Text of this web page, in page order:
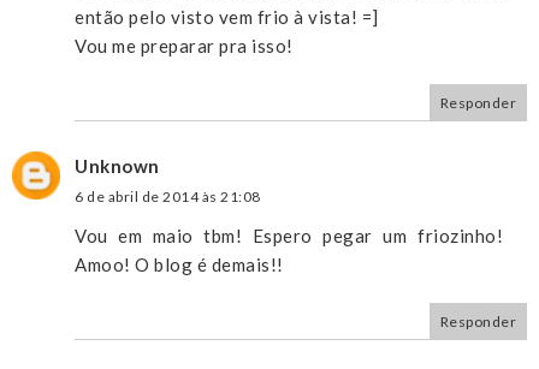
então pelo visto vem frio à vista! =]
Vou me preparar pra isso!
Responder
Unknown
6 de abril de 2014 às 21:08
Vou em maio tbm! Espero pegar um friozinho!
Amoo! O blog é demais!!
Responder